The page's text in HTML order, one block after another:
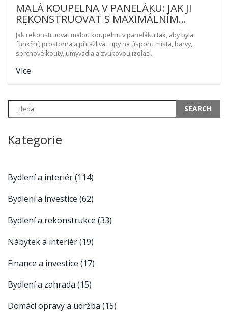
MALÁ KOUPELNA V PANELÁKU: JAK JI
REKONSTRUOVAT S MAXIMÁLNÍM
VÝKONEM A MINIMEM PROSTORU
Jak rekonstruovat malou koupelnu v paneláku tak, aby byla
funkční, prostorná a přitažlivá. Tipy na úsporu místa, barvy,
sprchové kouty, umyvadla a zvukovou izolaci.
Více
Kategorie
Bydlení a interiér(114)
Bydlení a investice (62)
Bydlení a rekonstrukce (33)
Nábytek a interiér(19)
Finance a investice (17)
Bydlení a zahrada (15)
Domácí opravy a údržba (15)